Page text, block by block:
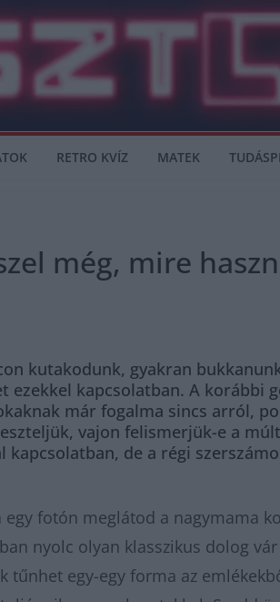
RETRO KVÍZ MATEK
még, mire
kutakodunk, gyakran
kapcsolatban. A korábbi
már fogalma sincs arról,
vajon felismerjük-e a
de a régi
fotón meglátod a nagymama
nyolc olyan klasszikus dolog
egy-egy forma az